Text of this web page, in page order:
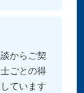
からご契
ごとの得
ています